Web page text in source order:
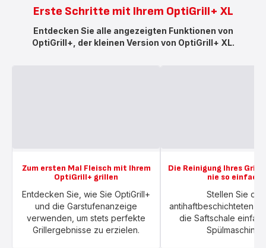
Erste Schritte mit Ihrem OptiGrill+ XL
Entdecken Sie alle angezeigten Funktionen von
OptiGrill+, der kleinen Version von OptiGrill+ XL.
Zum ersten Mal Fleisch mit Ihrem
OptiGrill+ grillen
Entdecken Sie, wie Sie OptiGrill+
und die Garstufenanzeige
verwenden, um stets perfekte
Grillergebnisse zu erzielen.
Die Reinigung Ihres
nie so einfach
Stellen Sie die
antihaftbeschichteten
die Saftschale
Spülmaschine!